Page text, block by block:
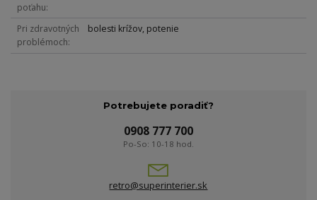
poťahu
Pri zdravotných
problémoch
bolesti krížov, potenie
Potrebujete poradiť?
0908 777 700
Po-So: 10-18 hod.
retro@superinterier.sk